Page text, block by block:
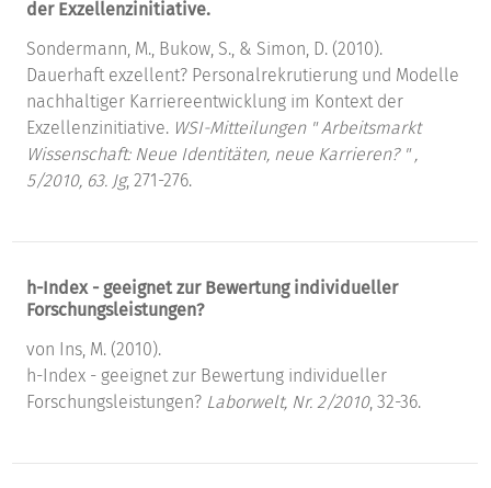
der Exzellenzinitiative.
Sondermann, M., Bukow, S., & Simon, D. (2010).
Dauerhaft exzellent? Personalrekrutierung und Modelle
nachhaltiger Karriereentwicklung im Kontext der
Exzellenzinitiative. WSI-Mitteilungen " Arbeitsmarkt
Wissenschaft: Neue Identitäten, neue Karrieren? " ,
5/2010, 63. Jg, 271-276.
h-Index - geeignet zur Bewertung individueller
Forschungsleistungen?
von Ins, M. (2010).
h-Index - geeignet zur Bewertung individueller
Forschungsleistungen? Laborwelt, Nr. 2/2010, 32-36.